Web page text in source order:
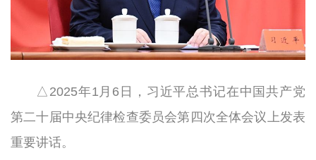
△2025年1月6日，习近平总书记在中国共产党
第二十届中央纪律检查委员会第四次全体会议上发表
重要讲话。